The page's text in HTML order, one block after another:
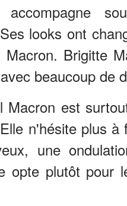
looks ont
Macron. Brigitte
avec beaucoup de
Macron est
n'hésite plus
une
opte plutôt pour